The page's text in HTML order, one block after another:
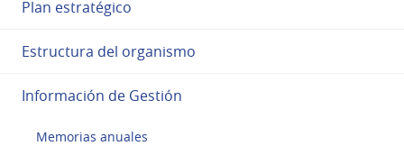
Plan estratégico
Estructura del organismo
Información de Gestión
Memorias anuales